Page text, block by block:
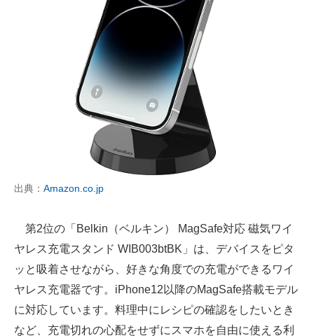
出典： Amazon.co.jp
第2位の「Belkin（ベルキン） MagSafe対応 磁気ワイ
ヤレス充電スタンド WIB003btBK」は、デバイスをピタ
ッと吸着させながら、好きな角度での充電ができるワイ
ヤレス充電器です。iPhone12以降のMagSafe搭載モデル
に対応しています。料理中にレシピの確認をしたいとき
など、充電切れの心配をせずにスマホを自由に使える利